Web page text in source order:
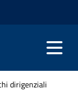
dirigenziali